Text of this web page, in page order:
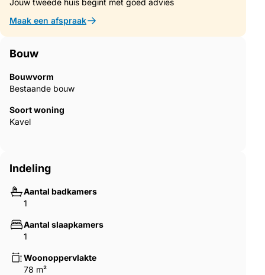
Jouw tweede huis begint met goed advies
Maak een afspraak
Bouw
Bouwvorm
Bestaande bouw
Soort woning
Kavel
Indeling
Aantal badkamers
1
Aantal slaapkamers
1
Woonoppervlakte
78 m²